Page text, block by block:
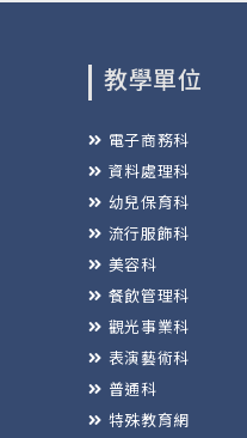
教學單位
電子商務科
資料處理科
幼兒保育科
流行服飾科
美容科
餐飲管理科
觀光事業科
表演藝術科
普通科
特殊教育網